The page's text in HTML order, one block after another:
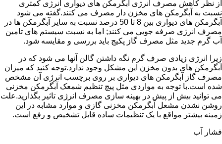
از نظر کاهش مصرف انرژی آبگرمکن های دیواری انرژی کمتری
نسبت به آبگرمکن های مخزن دار مصرف می کنند.گفته می شود
آبگرمکن های دیواری بین 8 تا 50 درصد نسبت به سایر آبگرمکن ها در
مصرف انرژی صرفه جویی می کنند; اما به نسبت سیستم های تامین
آب گرم جدید مثل مصرف گاز پکیج باید بررسی و مقایسه شود.
زیرا انرژی زیادی صرف گرم نگه داشتن گالن آنها می شود که در
آبگرمکن های بدون مخزن این مشکل وجود ندارد.توجه کنید که میزان
مصرف گاز آبگرمکن های دیواری بر روی برچسب انرژی آن مشخص
شده است.با توجه به مواردی مثل پیچ تنظیم شمعک آبگرمکن مخزنی
می توانید بیش از پیش در بهینه سازی مصرف انرژی تاثیر بگذارید.علت
روشن نشدن مشعل آبگرمکن مخزنی گازی و موارد مشابه در این
زمینه بیشتر مواقع با یک تنظیمات ساده قابل تشخیص و رفع است.
فشار آب